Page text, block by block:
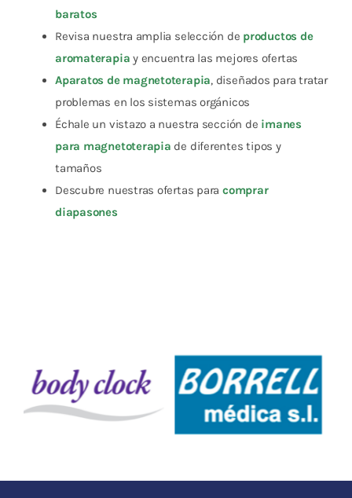
baratos
Revisa nuestra amplia selección de productos de
aromaterapia y encuentra las mejores ofertas
Aparatos de magnetoterapia, diseñados para tratar
problemas en los sistemas orgánicos
Échale un vistazo a nuestra sección de imanes
para magnetoterapia de diferentes tipos y
tamaños
Descubre nuestras ofertas paracomprar
diapasones